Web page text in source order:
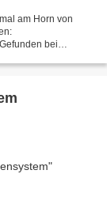
am Horn von
bei